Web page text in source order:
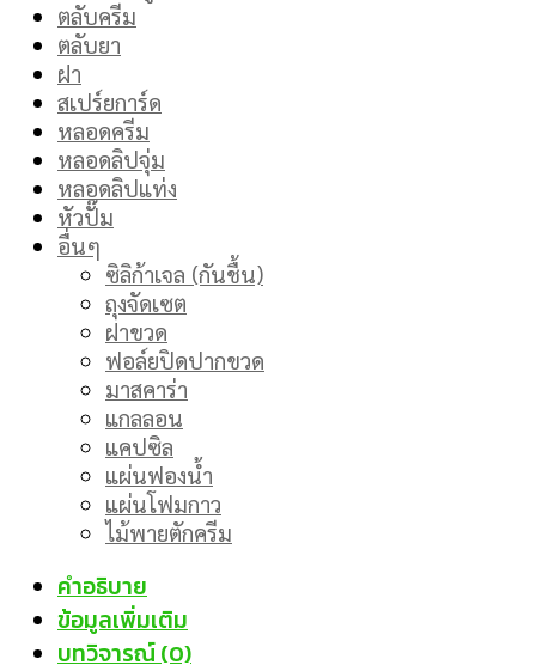
ตลับครีม
ตลับยา
ฝา
สเปร์ยการ์ด
หลอดครีม
หลอดลิปจุ่ม
หลอดลิปแท่ง
หัวปั๊ม
อื่นๆ
ซิลิก้าเจล (กันชื้น)
ถุงจัดเซต
ฝาขวด
ฟอล์ยปิดปากขวด
มาสคาร่า
แกลลอน
แคปซิล
แผ่นฟองน้ำ
แผ่นโฟมกาว
ไม้พายตักครีม
คำอธิบาย
ข้อมูลเพิ่มเติม
บทวิจารณ์ (0)